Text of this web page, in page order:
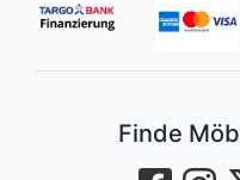
Finde